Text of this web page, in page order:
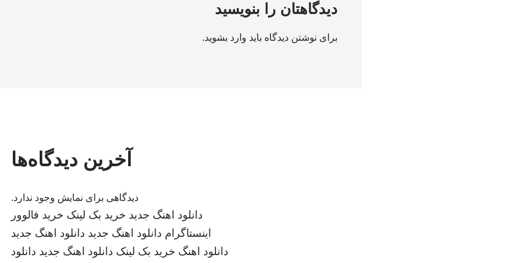
دیدگاهتان را بنویسید
برای نوشتن دیدگاه باید وارد بشوید.
آخرین دیدگاه‌ها
دیدگاهی برای نمایش وجود ندارد.
دانلود اهنگ جدید خرید بک لینک خرید فالوور
اینستاگرام دانلود اهنگ جدید دانلود اهنگ جدید
دانلود اهنگ خرید بک لینک دانلود اهنگ جدید دانلود